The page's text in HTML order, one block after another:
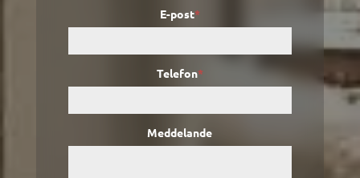
E-post*
Telefon*
Meddelande